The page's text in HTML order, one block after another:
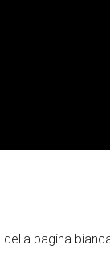
pagina